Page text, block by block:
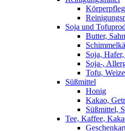
Soja und
Butter,
Soja,
Soja-,
Tofu,
Süßmittel
Honig
Kakao,
Süßmittel,
Tee, Kaffee,